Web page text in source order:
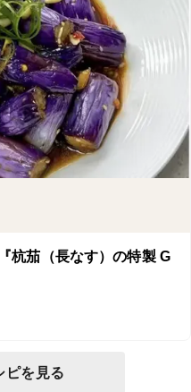
杭茄（長なす）の特製 G
ピを見る